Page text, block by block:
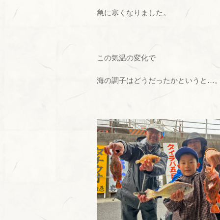
急に寒くなりました。
この気温の変化で
海の調子はどうだったかというと…